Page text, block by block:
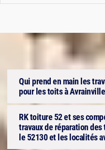
Qui prend en main les
pour les toits à
RK toiture 52 et ses
travaux de réparation
le 52130 et les localités